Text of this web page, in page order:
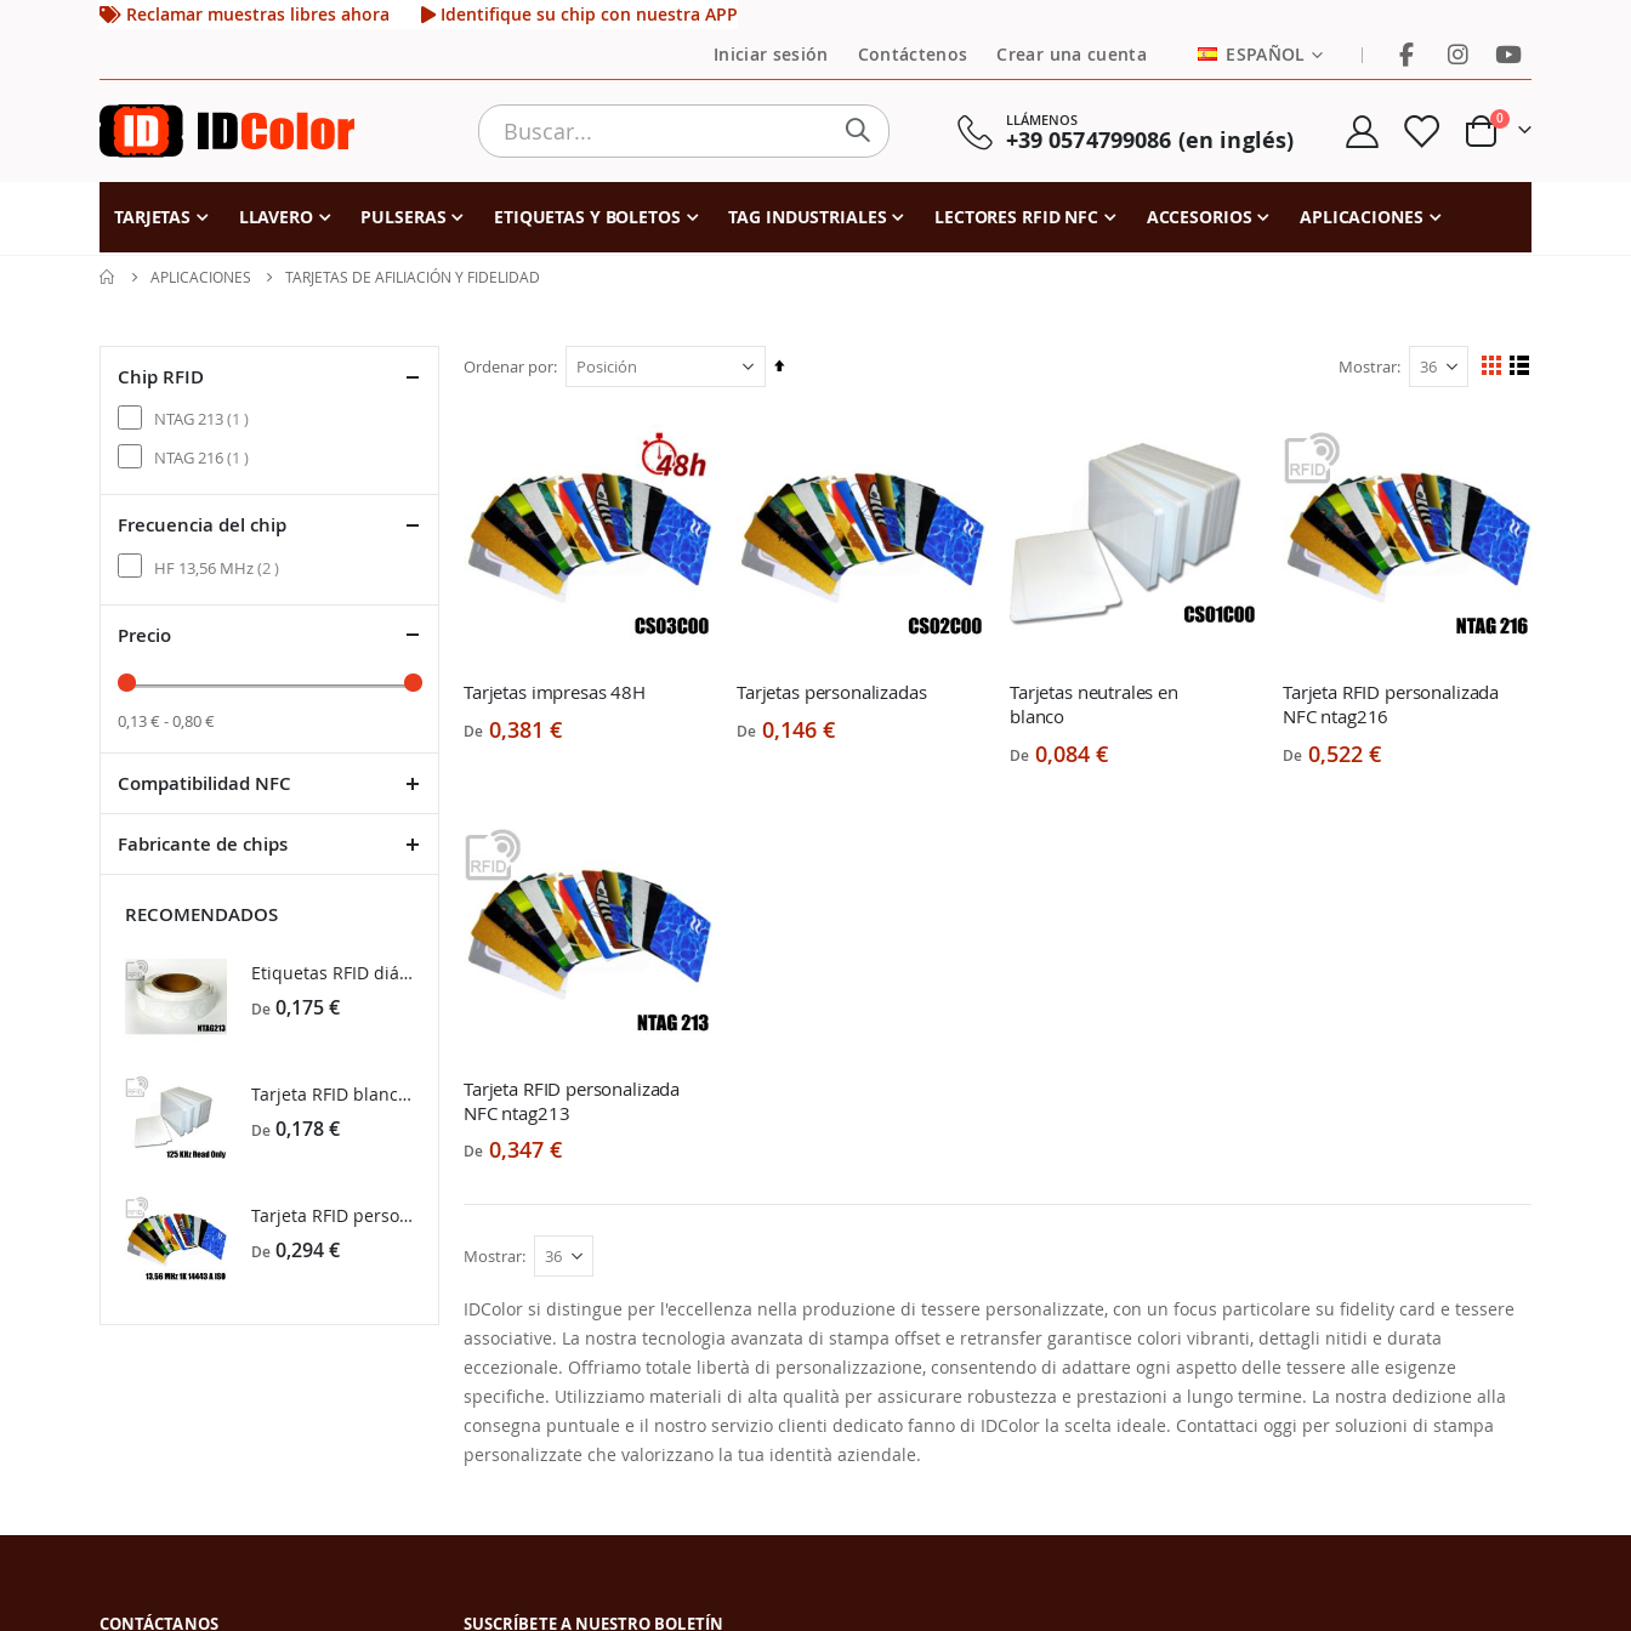
Reclamar muestras libres ahora
Identifique su chip con nuestra APP
Iniciar sesión
Contáctenos Crear una cuenta LENGUAJE
ESPAÑOL |
LLÁMENOS
+39 0574799086 (en inglés) Cart
0artículos
TARJETAS LLAVERO PULSERAS ETIQUETAS Y BOLETOS TAG INDUSTRIALES LECTORES RFID NFC ACCESORIOS APLICACIONES
APLICACIONES TARJETAS DE AFILIACIÓN Y FIDELIDAD
Ordenar por
Fijar
Mostrar
VerParrilla
Lista
Tarjetas impresas 48H
De 0,381 €
Tarjetas personalizadas
De 0,146 €
Tarjetas neutrales en
blanco
De 0,084 €
Tarjeta RFID personalizada
NFC ntag216
De 0,522 €
Tarjeta RFID personalizada
NFC ntag213
De 0,347 €
Mostrar
IDColor si distingue per l'eccellenza nella produzione di tessere personalizzate, con un focus particolare su fidelity card e tessere
associative. La nostra tecnologia avanzata di stampa offset e retransfer garantisce colori vibranti, dettagli nitidi e durata
eccezionale. Offriamo totale libertà di personalizzazione, consentendo di adattare ogni aspetto delle tessere alle esigenze
specifiche. Utilizziamo materiali di alta qualità per assicurare robustezza e prestazioni a lungo termine. La nostra dedizione alla
consegna puntuale e il nostro servizio clienti dedicato fanno di IDColor la scelta ideale. Contattaci oggi per soluzioni di stampa
personalizzate che valorizzano la tua identità aziendale.
Chip RFID
NTAG 213 1 item
NTAG 216 1 item
Frecuencia del chip
HF 13,56 MHz 2items
Precio
0,13 € - 0,80 €
Compatibilidad NFC
Fabricante de chips
RECOMENDADOS
Etiquetas RFID diám. 25 mm NFC ntag213
De 0,175 €
Tarjeta RFID blanca 125 KHz Read Only
De 0,178 €
Tarjeta RFID personalizada 13,56 MHz 1K 14443 A iso
De 0,294 €
CONTÁCTANOS SUSCRÍBETE A NUESTRO BOLETÍN